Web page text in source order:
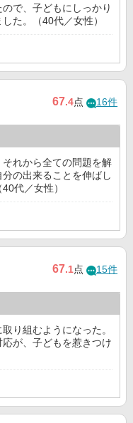
で、子どもにしっかり
た。（40代／女性）
67.4点 16件
れから全ての問題を解
の出来ることを伸ばし
代／女性）
67.1点 15件
り組むようになった。
が、子どもを惹きつけ